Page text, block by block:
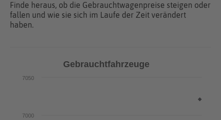
Finde heraus, ob die Gebrauchtwagenpreise steigen oder
fallen und wie sie sich im Laufe der Zeit verändert
haben.
Gebrauchtfahrzeuge
7000
7050